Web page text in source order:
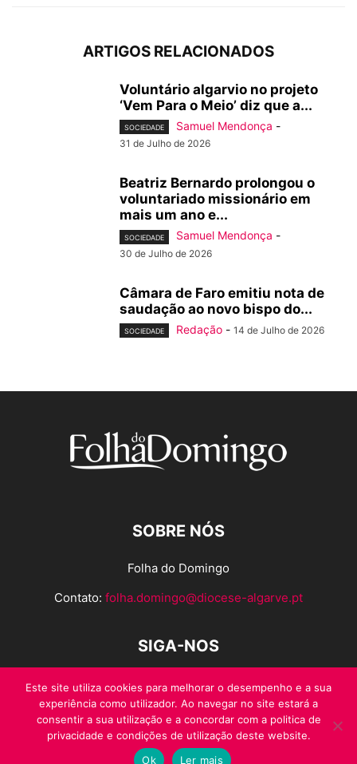
ARTIGOS RELACIONADOS
Voluntário algarvio no projeto
‘Vem Para o Meio’ diz que a...
SOCIEDADE Samuel Mendonça -
31 de Julho de 2026
Beatriz Bernardo prolongou o
voluntariado missionário em
mais um ano e...
SOCIEDADE Samuel Mendonça -
30 de Julho de 2026
Câmara de Faro emitiu nota de
saudação ao novo bispo do...
SOCIEDADE Redação - 14 de Julho de 2026
SOBRE NÓS
Folha do Domingo
Contato: folha.domingo@diocese-algarve.pt
SIGA-NOS
© Folha do Domingo 2026, todos os direitos reservados.
Este site utiliza cookies para melhorar o desempenho e a sua
experiência como utilizador. Ao navegar no site estará a
consentir a sua utilização e a concordar com a politica de
privacidade e condições de utilização deste website.
Ok
Ler mais